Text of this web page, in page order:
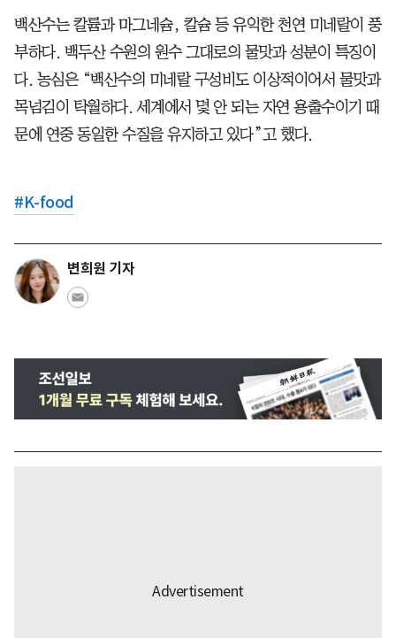
백산수는 칼륨과 마그네슘, 칼슘 등 유익한 천연 미네랄이 풍
부하다. 백두산 수원의 원수 그대로의 물맛과 성분이 특징이
다. 농심은 “백산수의 미네랄 구성비도 이상적이어서 물맛과
목넘김이 탁월하다. 세계에서 몇 안 되는 자연 용출수이기 때
문에 연중 동일한 수질을 유지하고 있다”고 했다.
#K-food
변희원 기자